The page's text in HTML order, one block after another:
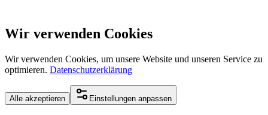
Wir verwenden Cookies
Wir verwenden Cookies, um unsere Website und unseren Service zu
optimieren. Datenschutzerklärung
Alle akzeptieren Einstellungen anpassen